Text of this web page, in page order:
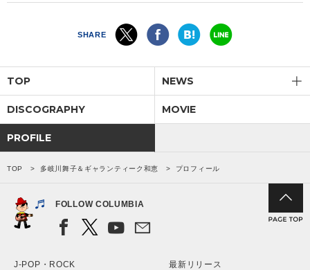
SHARE
TOP NEWS
DISCOGRAPHY MOVIE
PROFILE
TOP 多岐川舞子＆ギャランティーク和恵 プロフィール
FOLLOW COLUMBIA
J-POP・ROCK
最新リリース